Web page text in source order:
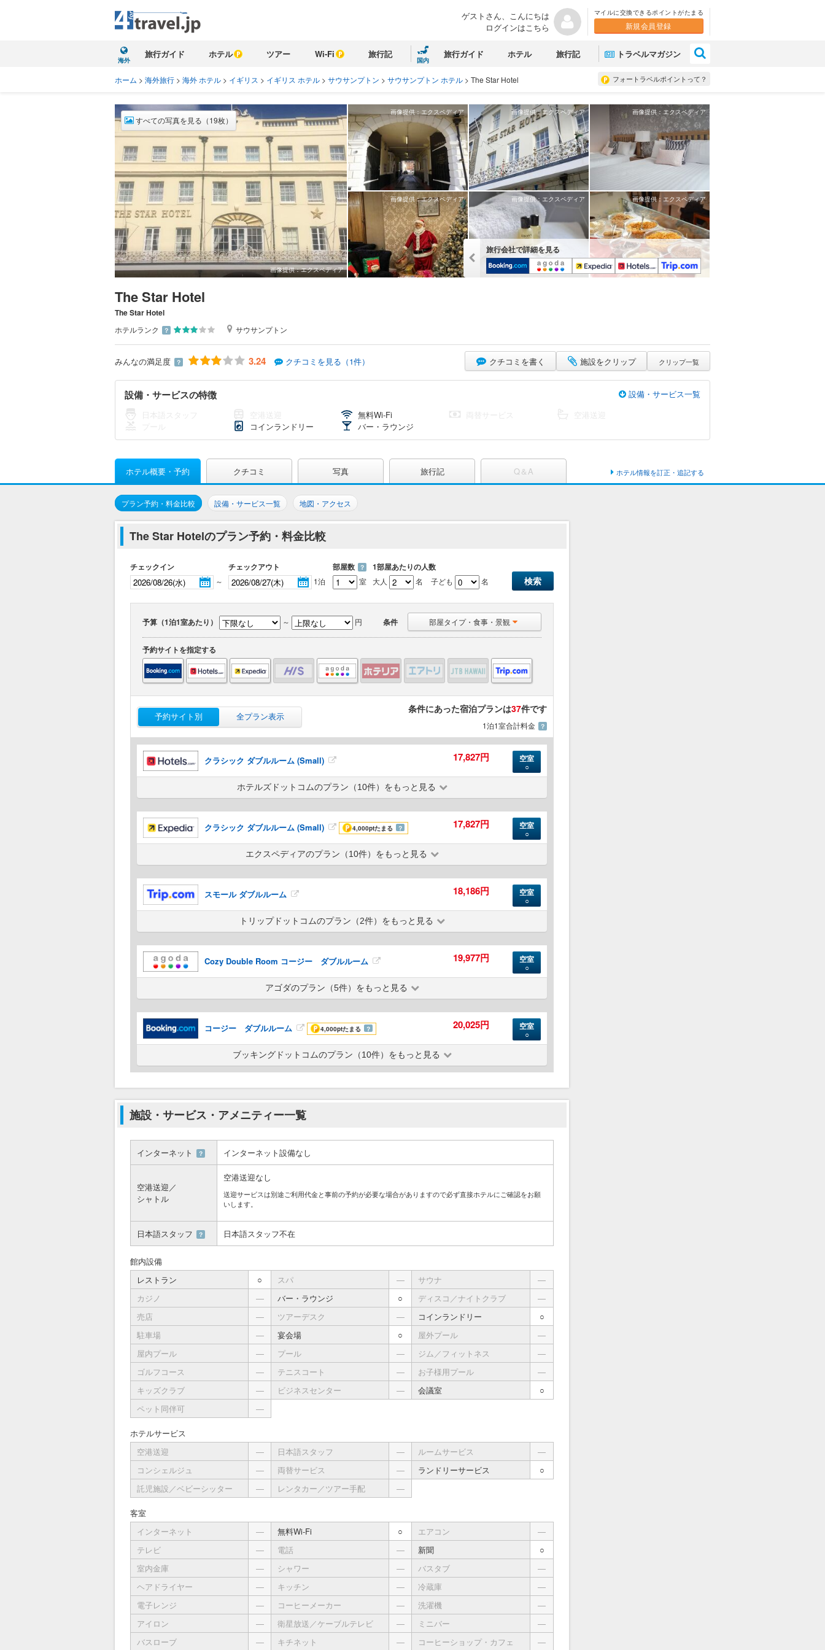
ゲストさん、こんにちは
ログインはこちら
マイルに交換できるポイントがたまる
新規会員登録
海外
旅行ガイド ホテル ツアー Wi-Fi 旅行記
国内
旅行ガイド ホテル 旅行記 トラベルマガジン
フォートラベルポイントって？
ホーム > 海外旅行 > 海外 ホテル > イギリス > イギリス ホテル > サウサンプトン > サウサンプトン ホテル > The Star Hotel
画像提供：エクスペディア
すべての写真を見る（19枚）
画像提供：エクスペディア 画像提供：エクスペディア 画像提供：エクスペディア
画像提供：エクスペディア 画像提供：エクスペディア 画像提供：エクスペディア
旅行会社で詳細を見る
The Star Hotel
The Star Hotel
ホテルランク ？ サウサンプトン
みんなの満足度 ？ 3.24 クチコミを見る（1件） クチコミを書く 施設をクリップ クリップ一覧
設備・サービスの特徴
設備・サービス一覧
無料Wi-Fi
コインランドリー バー・ラウンジ
ホテル概要・予約 クチコミ 写真 旅行記 Q＆A ホテル情報を訂正・追記する
プラン予約・料金比較 設備・サービス一覧 地図・アクセス
The Star Hotelのプラン予約・料金比較
チェックイン
～
チェックアウト
1泊
部屋数 ？
室
1部屋あたりの人数
大人 名 子ども 名
予算（1泊1室あたり） ～ 円 条件 部屋タイプ・食事・景観
予約サイトを指定する
予約サイト別 全プラン表示
条件にあった宿泊プランは37件です
1泊1室合計料金 ？
クラシック ダブルルーム (Small) 17,827円 空室
○
ホテルズドットコムのプラン（10件）をもっと見る
クラシック ダブルルーム (Small) 4,000ptたまる ？ 17,827円 空室
○
エクスペディアのプラン（10件）をもっと見る
スモール ダブルルーム 18,186円 空室
○
トリップドットコムのプラン（2件）をもっと見る
Cozy Double Room コージー ダブルルーム 19,977円 空室
○
アゴダのプラン（5件）をもっと見る
コージー ダブルルーム 4,000ptたまる ？ 20,025円 空室
○
ブッキングドットコムのプラン（10件）をもっと見る
施設・サービス・アメニティー一覧
インターネット ？ インターネット設備なし
空港送迎／
シャトル
空港送迎なし
送迎サービスは別途ご利用代金と事前の予約が必要な場合がありますので必ず直接ホテルにご確認をお願
いします。
日本語スタッフ ？ 日本語スタッフ不在
館内設備
レストラン
○ スパ ― サウナ
―
カジノ
― バー・ラウンジ ○ ディスコ／ナイトクラブ
―
売店
― ツアーデスク ― コインランドリー
○
駐車場
― 宴会場 ○ 屋外プール
―
屋内プール
― プール ― ジム／フィットネス
―
ゴルフコース
― テニスコート ― お子様用プール
―
キッズクラブ
― ビジネスセンター ― 会議室
○
ペット同伴可
―
ホテルサービス
空港送迎
― 日本語スタッフ ― ルームサービス
―
コンシェルジュ
― 両替サービス ― ランドリーサービス
○
託児施設／ベビーシッター
― レンタカー／ツアー手配 ―
客室
インターネット
― 無料Wi-Fi ○ エアコン
―
テレビ
― 電話 ― 新聞
○
室内金庫
― シャワー ― バスタブ
―
ヘアドライヤー
― キッチン ― 冷蔵庫
―
電子レンジ
― コーヒーメーカー ― 洗濯機
―
アイロン
― 衛星放送／ケーブルテレビ ― ミニバー
―
バスローブ
― キチネット ― コーヒーショップ・カフェ ―